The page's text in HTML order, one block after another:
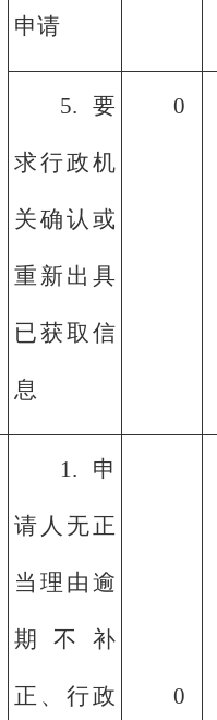
申请
5.要
求行政机
关确认或
重新出具
已获取信
息
0
1.申
请人无正
当理由逾
期不补
正、行政 0